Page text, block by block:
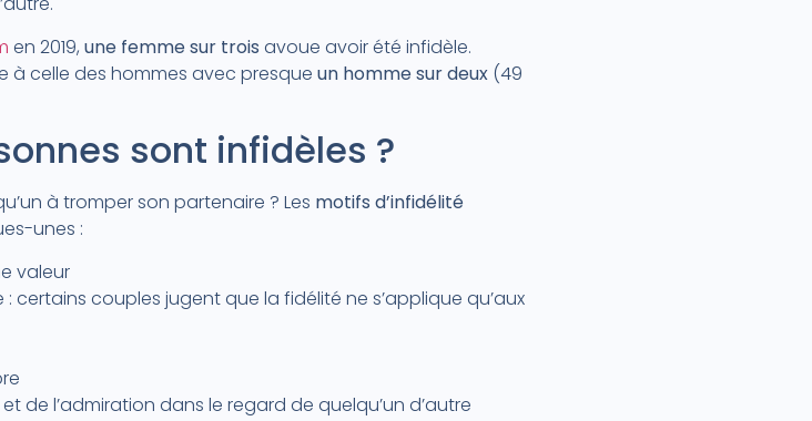
en 2019, une femme sur trois avoue avoir été infidèle.
celle des hommes avec presque un homme sur deux (49
sont infidèles ?
à tromper son partenaire ? Les motifs d’infidélité
unes :
valeur
: certains couples jugent que la fidélité ne s’applique qu’aux
de l’admiration dans le regard de quelqu’un d’autre